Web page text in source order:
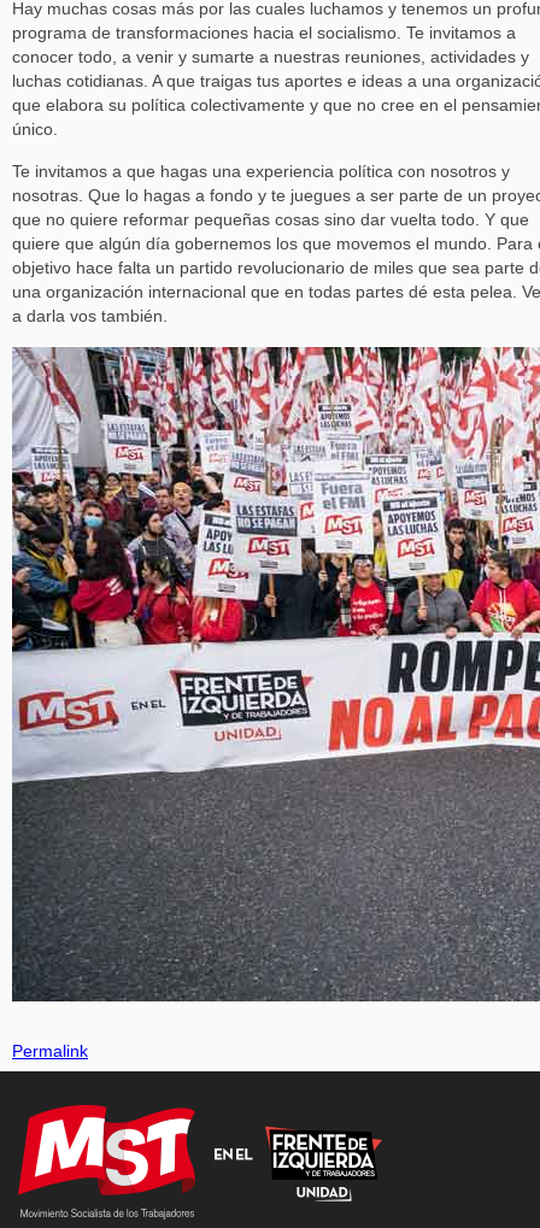
Hay muchas cosas más por las cuales luchamos y tenemos un
programa de transformaciones hacia el socialismo. Te invitamos a
conocer todo, a venir y sumarte a nuestras reuniones, actividades y
luchas cotidianas. A que traigas tus aportes e ideas a una
que elabora su política colectivamente y que no cree en el
único.
Te invitamos a que hagas una experiencia política con nosotros y
nosotras. Que lo hagas a fondo y te juegues a ser parte de un
que no quiere reformar pequeñas cosas sino dar vuelta todo. Y que
quiere que algún día gobernemos los que movemos el mundo. Para
objetivo hace falta un partido revolucionario de miles que sea parte
una organización internacional que en todas partes dé esta pelea.
a darla vos también.
Permalink